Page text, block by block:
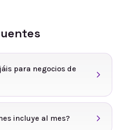
para negocios de
incluye al mes?